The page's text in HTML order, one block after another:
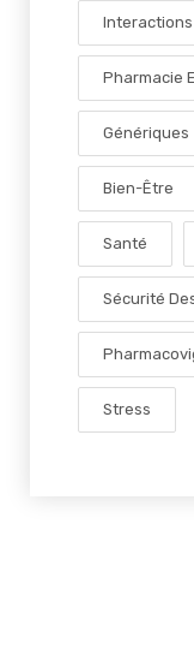
Pharmacie
Génériques
Bien-Être
Santé
Sécurité
Stress